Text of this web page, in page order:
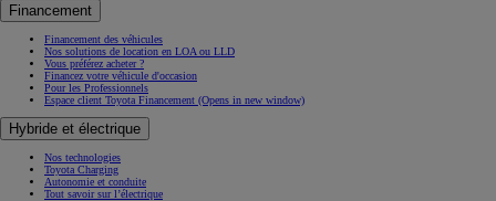
Financement
Financement des véhicules
Nos solutions de location en LOA ou LLD
Vous préférez acheter ?
Financez votre véhicule d'occasion
Pour les Professionnels
Espace client Toyota Financement (Opens in new window)
Hybride et électrique
Nos technologies
Toyota Charging
Autonomie et conduite
Tout savoir sur l’électrique